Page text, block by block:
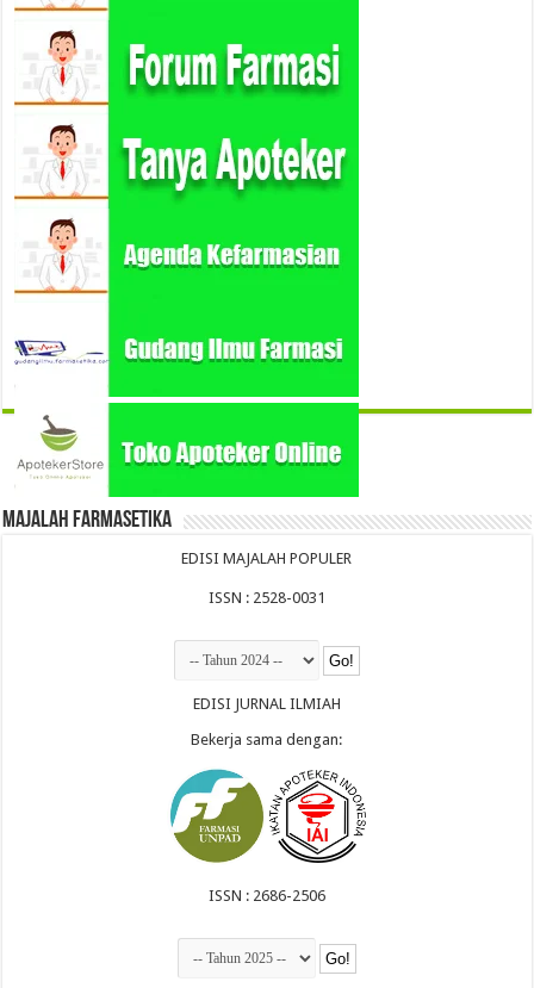
Majalah Farmasetika
EDISI MAJALAH POPULER
ISSN : 2528-0031
EDISI JURNAL ILMIAH
Bekerja sama dengan:
ISSN : 2686-2506